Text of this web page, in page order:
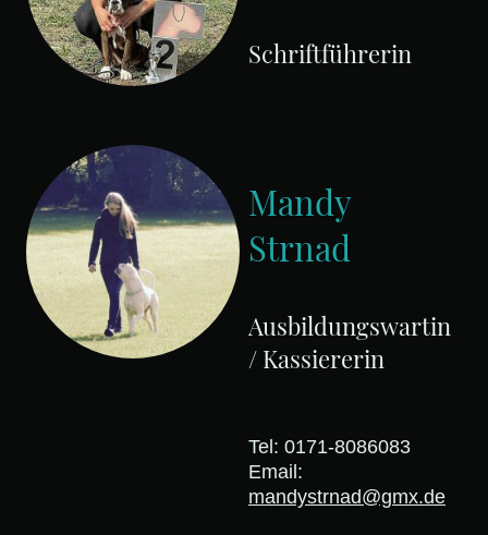
Schriftführerin
Mandy
Strnad
Ausbildungswartin
/ Kassiererin
Tel: 0171-8086083
Email:
mandystrnad@gmx.de